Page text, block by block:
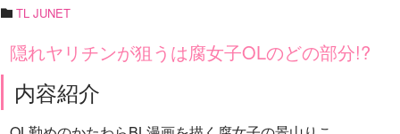
TL JUNET
隠れヤリチンが狙うは腐女子OLのどの部分!?
内容紹介